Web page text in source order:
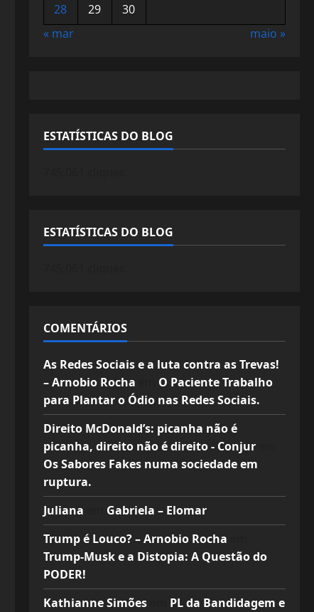
28
29
30
« mar
maio »
ESTATÍSTICAS DO BLOG
ESTATÍSTICAS DO BLOG
COMENTÁRIOS
As Redes Sociais e a luta contra as Trevas!
– Arnobio Rocha
O Paciente Trabalho
para Plantar o Ódio nas Redes Sociais.
Direito McDonald’s: picanha não é
picanha, direito não é direito - Conjurem
Os Sabores Fakes numa sociedade em
ruptura.
Juliana
Gabriela – Elomar
Trump é Louco? – Arnobio Rocha
Trump-Musk e a Distopia: A Questão do
PODER!
Kathianne Simõesem PL da Bandidagem e